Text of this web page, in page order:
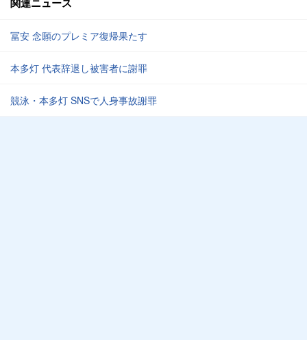
冨安 念願のプレミア復帰果たす
本多灯 代表辞退し被害者に謝罪
競泳・本多灯 SNSで人身事故謝罪